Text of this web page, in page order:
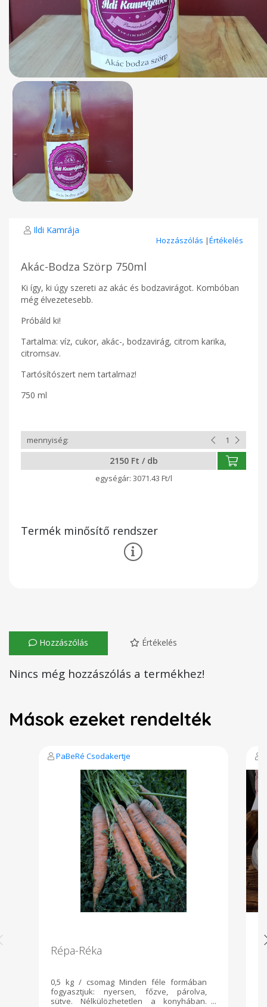
Ildi Kamrája
Hozzászólás |Értékelés
Akác-Bodza Szörp 750ml
Ki így, ki úgy szereti az akác és bodzavirágot. Kombóban
még élvezetesebb.
Próbáld ki!
Tartalma: víz, cukor, akác-, bodzavirág, citrom karika,
citromsav.
Tartósítószert nem tartalmaz!
750 ml
2150 Ft / db
3071.43 Ft/l
Termék minősítő rendszer
Hozzászólás Értékelés
Nincs még hozzászólás a termékhez!
Mások ezeket rendelték
PaBeRé Csodakertje
Répa-Réka
0,5 kg / csomag Minden féle formában
fogyasztjuk: nyersen, főzve, párolva,
sütve. Nélkülözhetetlen a konyhában.